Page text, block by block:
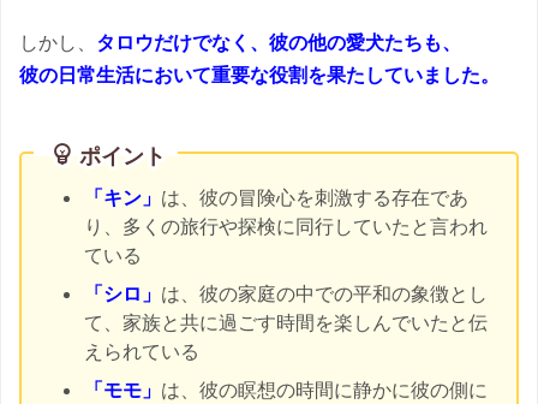
しかし、 タロウだけでなく、彼の他の愛犬たちも、
彼の日常生活において重要な役割を果たしていました。
ポイント
「キン」 は、彼の冒険心を刺激する存在であ
り、多くの旅行や探検に同行していたと言われ
ている
「シロ」 は、彼の家庭の中での平和の象徴とし
て、家族と共に過ごす時間を楽しんでいたと伝
えられている
「モモ」 は、彼の瞑想の時間に静かに彼の側に